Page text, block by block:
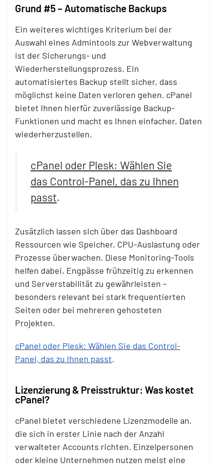
Grund #5 – Automatische Backups
Ein weiteres wichtiges Kriterium bei der
Auswahl eines Admintools zur Webverwaltung
ist der Sicherungs- und
Wiederherstellungsprozess. Ein
automatisiertes Backup stellt sicher, dass
möglichst keine Daten verloren gehen. cPanel
bietet Ihnen hierfür zuverlässige Backup-
Funktionen und macht es Ihnen einfacher, Daten
wiederherzustellen.
cPanel oder Plesk: Wählen Sie
das Control-Panel, das zu Ihnen
passt.
Zusätzlich lassen sich über das Dashboard
Ressourcen wie Speicher, CPU-Auslastung oder
Prozesse überwachen. Diese Monitoring-Tools
helfen dabei, Engpässe frühzeitig zu erkennen
und Serverstabilität zu gewährleisten –
besonders relevant bei stark frequentierten
Seiten oder bei mehreren gehosteten
Projekten.
cPanel oder Plesk: Wählen Sie das Control-
Panel, das zu Ihnen passt.
Lizenzierung & Preisstruktur: Was kostet
cPanel?
cPanel bietet verschiedene Lizenzmodelle an,
die sich in erster Linie nach der Anzahl
verwalteter Accounts richten. Einzelpersonen
oder kleine Unternehmen nutzen meist eine